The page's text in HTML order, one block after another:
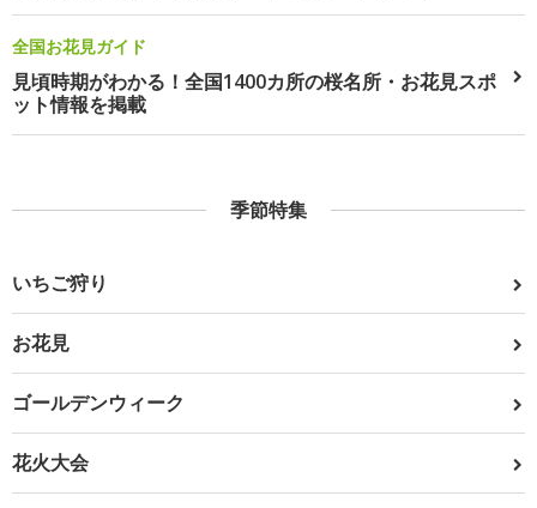
全国お花見ガイド
見頃時期がわかる！全国1400カ所の桜名所・お花見スポ
ット情報を掲載
季節特集
いちご狩り
お花見
ゴールデンウィーク
花火大会